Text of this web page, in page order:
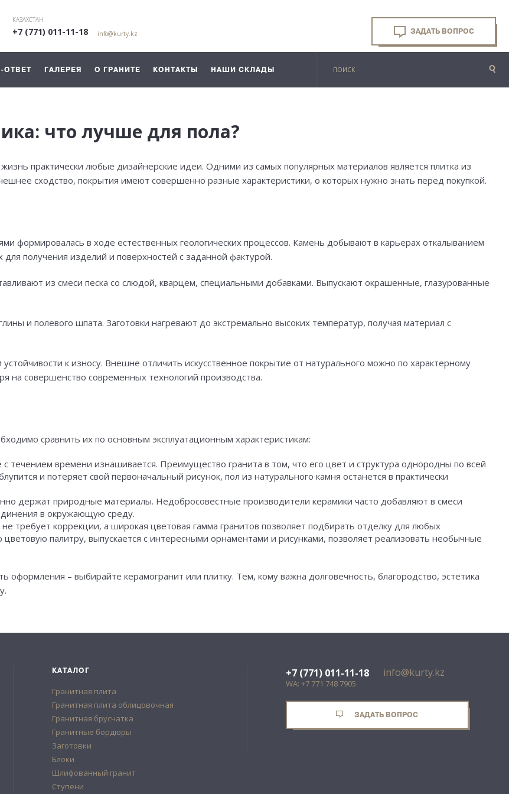
КАЗАХСТАН
+7 (771) 011-11-18 info@kurty.kz ЗАДАТЬ ВОПРОС
ОТВЕТ ГАЛЕРЕЯ О ГРАНИТЕ КОНТАКТЫ НАШИ СКЛАДЫ
что лучше для пола?
практически любые дизайнерские идеи. Одними из самых популярных материалов является плитка из
сходство, покрытия имеют совершенно разные характеристики, о которых нужно знать перед покупкой.
формировалась в ходе естественных геологических процессов. Камень добывают в карьерах откалыванием
получения изделий и поверхностей с заданной фактурой.
из смеси песка со слюдой, кварцем, специальными добавками. Выпускают окрашенные, глазурованные
и полевого шпата. Заготовки нагревают до экстремально высоких температур, получая материал с
к износу. Внешне отличить искусственное покрытие от натурального можно по характерному
на совершенство современных технологий производства.
сравнить их по основным эксплуатационным характеристикам:
течением времени изнашивается. Преимущество гранита в том, что его цвет и структура однородны по всей
и потеряет свой первоначальный рисунок, пол из натурального камня останется в практически
держат природные материалы. Недобросовестные производители керамики часто добавляют в смеси
в окружающую среду.
требует коррекции, а широкая цветовая гамма гранитов позволяет подбирать отделку для любых
палитру, выпускается с интересными орнаментами и рисунками, позволяет реализовать необычные
оформления – выбирайте керамогранит или плитку. Тем, кому важна долговечность, благородство, эстетика
КАТАЛОГ
Гранитная плита
Гранитная плита облицовочная
Гранитная брусчатка
Гранитные бордюры
Заготовки
Блоки
Шлифованный гранит
Ступени
+7 (771) 011-11-18
WA: +7 771 748 7905
info@kurty.kz
ЗАДАТЬ ВОПРОС